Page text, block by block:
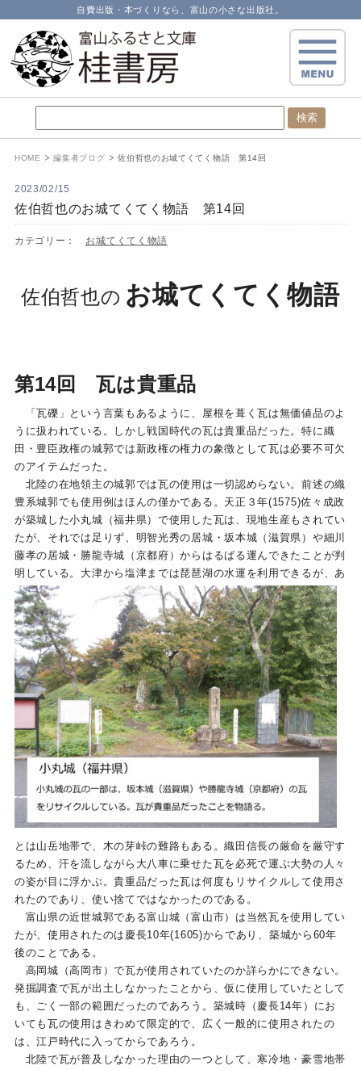
自費出版・本づくりなら、富山の小さな出版社。
HOME 編集者ブログ 佐伯哲也のお城てくてく物語 第14回
2023/02/15
佐伯哲也のお城てくてく物語 第14回
カテゴリー： お城てくてく物語
佐伯哲也の お城てくてく物語
第14回 瓦は貴重品
「瓦礫」という言葉もあるように、屋根を葺く瓦は無価値品のよ
うに扱われている。しかし戦国時代の瓦は貴重品だった。特に織
田・豊臣政権の城郭では新政権の権力の象徴として瓦は必要不可欠
のアイテムだった。
北陸の在地領主の城郭では瓦の使用は一切認めらない。前述の織
豊系城郭でも使用例はほんの僅かである。天正３年(1575)佐々成政
が築城した小丸城（福井県）で使用した瓦は、現地生産もされてい
たが、それでは足りず、明智光秀の居城・坂本城（滋賀県）や細川
藤孝の居城・勝龍寺城（京都府）からはるばる運んできたことが判
明している。 大津から塩津までは琵琶湖の水運を利用できるが、あ
とは山岳地帯で、木の芽峠の難路もある。織田信長の厳命を厳守す
るため、汗を流しながら大八車に乗せた瓦を必死で運ぶ大勢の人々
の姿が目に浮かぶ。貴重品だった瓦は何度もリサイクルして使用さ
れたのであり、使い捨てではなかったのである。
富山県の近世城郭である富山城（富山市）は当然瓦を使用してい
たが、使用されたのは慶長10年(1605)からであり、築城から60年
後のことである。
高岡城（高岡市）で瓦が使用されていたのか詳らかにできない。
発掘調査で瓦が出土しなかったことから、仮に使用していたとして
も、ごく一部の範囲だったのであろう。築城時（慶長14年）にお
いても瓦の使用はきわめて限定的で、広く一般的に使用されたの
は、江戸時代に入ってからであろう。
北陸で瓦が普及しなかった理由の一つとして、寒冷地・豪雪地帯